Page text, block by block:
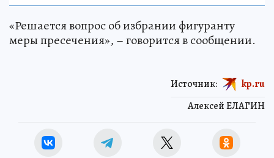
«Решается вопрос об избрании фигуранту
меры пресечения», – говорится в сообщении.
Алексей ЕЛАГИН
Источник: kp.ru